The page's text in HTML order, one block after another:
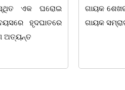
ବେହେରା ଓ
ହୃଦ୍ଘାତରେ